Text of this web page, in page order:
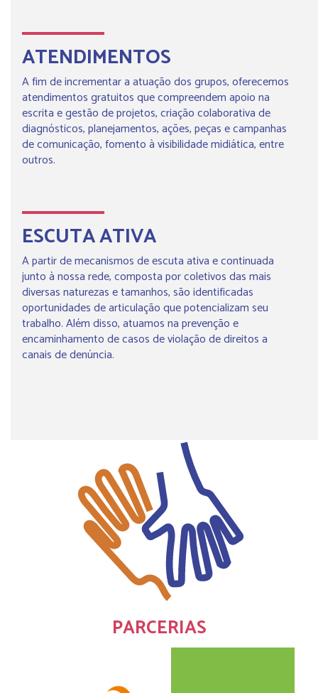
ATENDIMENTOS
A fim de incrementar a atuação dos grupos, oferecemos
atendimentos gratuitos que compreendem apoio na
escrita e gestão de projetos, criação colaborativa de
diagnósticos, planejamentos, ações, peças e campanhas
de comunicação, fomento à visibilidade midiática, entre
outros.
ESCUTA ATIVA
A partir de mecanismos de escuta ativa e continuada
juntoànossa rede, composta por coletivos das mais
diversas naturezas e tamanhos, sãoidentificadas
oportunidades de articulação que potencializam seu
trabalho.Além disso, atuamos na prevenção e
encaminhamento de casos deviolação de direitos a
canais de denúncia.
PARCERIAS